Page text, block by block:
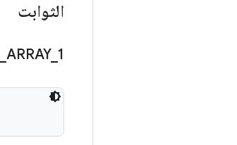
الثوابت
ARRAY_ 1